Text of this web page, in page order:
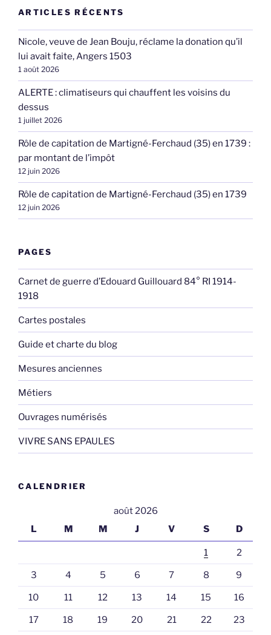
ARTICLES RÉCENTS
Nicole, veuve de Jean Bouju, réclame la donation qu’il
lui avait faite, Angers 1503
1 août 2026
ALERTE : climatiseurs qui chauffent les voisins du
dessus
1 juillet 2026
Rôle de capitation de Martigné-Ferchaud (35) en 1739 :
par montant de l’impôt
12 juin 2026
Rôle de capitation de Martigné-Ferchaud (35) en 1739
12 juin 2026
PAGES
Carnet de guerre d’Edouard Guillouard 84° RI 1914-
1918
Cartes postales
Guide et charte du blog
Mesures anciennes
Métiers
Ouvrages numérisés
VIVRE SANS EPAULES
CALENDRIER
août 2026
L
M M J V S D
1 2
3 4 5 6 7 8 9
10 11 12 13 14 15 16
17 18 19 20 21 22 23